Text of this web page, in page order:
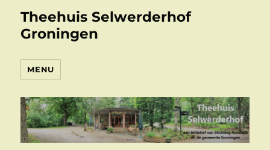
Theehuis Selwerderhof
Groningen
MENU